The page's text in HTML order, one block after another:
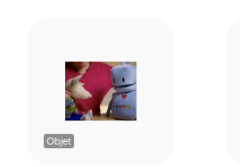
Objet